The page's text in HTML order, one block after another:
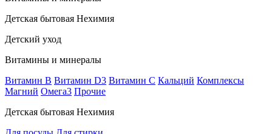
Детская бытовая Нехимия
Детский уход
Витамины и минералы
Витамин В Витамин D3 Витамин С Кальций Комплексы
Магний Омега3 Прочие
Детская бытовая Нехимия